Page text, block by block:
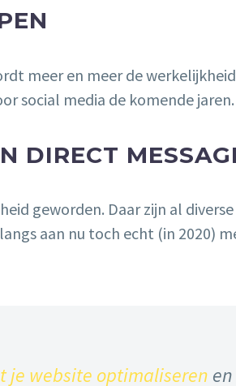
meer en meer de
social media de komende jaren.
DIRECT
geworden. Daar zijn al
aan nu toch echt (in 2020)
je website optimaliseren